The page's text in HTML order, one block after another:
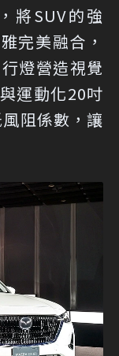
將SUV的強
完美融合，
燈營造視覺
運動化20吋
阻係數，讓